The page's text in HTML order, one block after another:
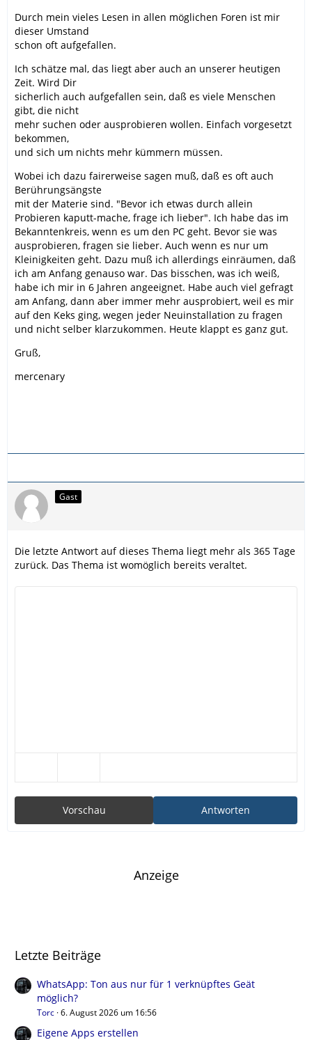
Durch mein vieles Lesen in allen möglichen Foren ist mir
dieser Umstand
schon oft aufgefallen.
Ich schätze mal, das liegt aber auch an unserer heutigen
Zeit. Wird Dir
sicherlich auch aufgefallen sein, daß es viele Menschen
gibt, die nicht
mehr suchen oder ausprobieren wollen. Einfach vorgesetzt
bekommen,
und sich um nichts mehr kümmern müssen.
Wobei ich dazu fairerweise sagen muß, daß es oft auch
Berührungsängste
mit der Materie sind. "Bevor ich etwas durch allein
Probieren kaputt-mache, frage ich lieber". Ich habe das im
Bekanntenkreis, wenn es um den PC geht. Bevor sie was
ausprobieren, fragen sie lieber. Auch wenn es nur um
Kleinigkeiten geht. Dazu muß ich allerdings einräumen, daß
ich am Anfang genauso war. Das bisschen, was ich weiß,
habe ich mir in 6 Jahren angeeignet. Habe auch viel gefragt
am Anfang, dann aber immer mehr ausprobiert, weil es mir
auf den Keks ging, wegen jeder Neuinstallation zu fragen
und nicht selber klarzukommen. Heute klappt es ganz gut.
Gruß,
mercenary
Gast
Die letzte Antwort auf dieses Thema liegt mehr als 365 Tage
zurück. Das Thema ist womöglich bereits veraltet.
Antworten
Vorschau
Anzeige
Letzte Beiträge
WhatsApp: Ton aus nur für 1 verknüpftes Geät
möglich?
Torc 6. August 2026 um 16:56
Eigene Apps erstellen